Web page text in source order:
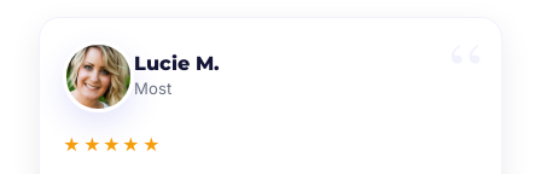
Klára D.
Pardubice
★★★★★